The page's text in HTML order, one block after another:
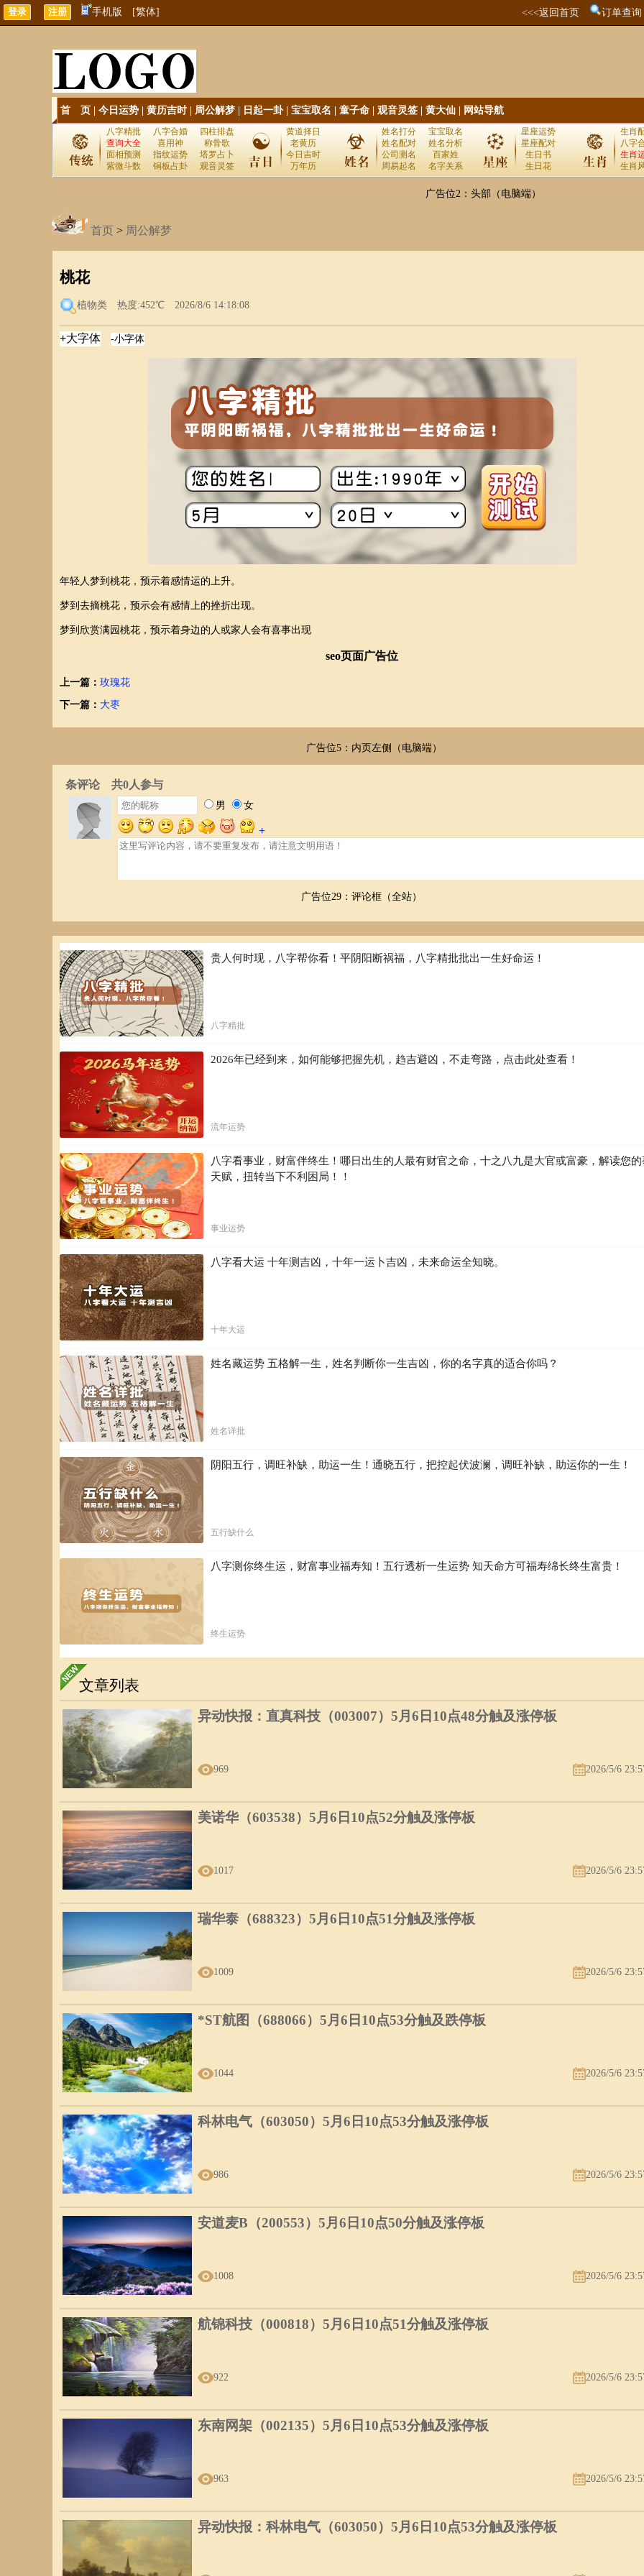
手机版 [繁体] <<<返回首页 订单查询
首 页 今日运势 黄历吉时| 周公解梦 日起一卦| 宝宝取名 童子命 观音灵签 黄大仙 网站导航
八字精批 八字合婚
四柱排盘
查询大全
喜用神
称骨歌
面相预测
指纹运势
塔罗占卜
紫微斗数
铜板占卦 观音灵签
黄道择日
老黄历
今日吉时
万年历
姓名打分
宝宝取名
姓名配对
姓名分析
公司测名
百家姓
周易起名
名字关系
星座运势
星座配对
生日书
生日花
生肖
八字
生肖
生肖
广告位2：头部（电脑端）
首页 > 周公解梦
桃花
植物类 热度:452℃ 2026/8/6 14:18:08
年轻人梦到桃花，预示着感情运的上升。
梦到去摘桃花，预示会有感情上的挫折出现。
梦到欣赏满园桃花，预示着身边的人或家人会有喜事出现
seo页面广告位
上一篇： 玫瑰花
下一篇： 大枣
广告位5：内页左侧（电脑端）
广告位29：评论框（全站）
贵人何时现，八字帮你看！平阴阳断祸福，八字精批批出一生好命运！
八字精批
2026年已经到来，如何能够把握先机，趋吉避凶，不走弯路，点击此处查看！
流年运势
八字看事业，财富伴终生！哪日出生的人最有财官之命，十之八九是大官或富豪，解读您的
天赋，扭转当下不利困局！！
事业运势
八字看大运 十年测吉凶，十年一运卜吉凶，未来命运全知晓。
十年大运
姓名藏运势 五格解一生，姓名判断你一生吉凶，你的名字真的适合你吗？
姓名详批
阴阳五行，调旺补缺，助运一生！通晓五行，把控起伏波澜，调旺补缺，助运你的一生！
五行缺什么
八字测你终生运，财富事业福寿知！五行透析一生运势 知天命方可福寿绵长终生富贵！
终生运势
文章列表
异动快报：直真科技（003007）5月6日10点48分触及涨停板
969 2026/5/6
美诺华（603538）5月6日10点52分触及涨停板
1017 2026/5/6
瑞华泰（688323）5月6日10点51分触及涨停板
1009 2026/5/6
*ST航图（688066）5月6日10点53分触及跌停板
1044 2026/5/6
科林电气（603050）5月6日10点53分触及涨停板
986 2026/5/6
安道麦B（200553）5月6日10点50分触及涨停板
1008 2026/5/6
航锦科技（000818）5月6日10点51分触及涨停板
922 2026/5/6
东南网架（002135）5月6日10点53分触及涨停板
963 2026/5/6
异动快报：科林电气（603050）5月6日10点53分触及涨停板